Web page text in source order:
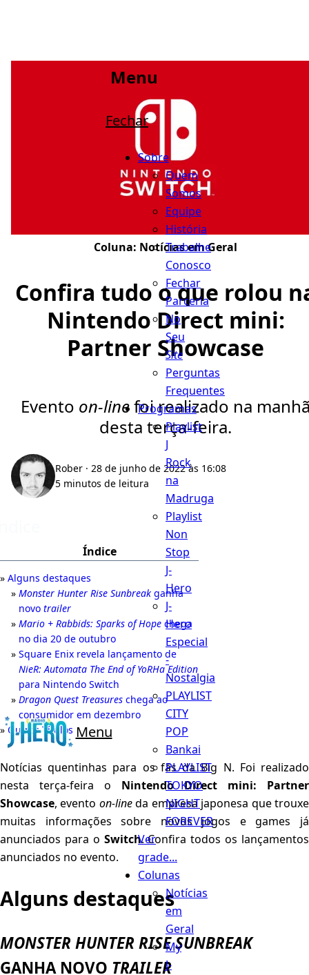
Menu
Menu
Fechar
Sobre
Quem
Somos
Equipe
História
Trabalhe
Conosco
Fechar
Parceria
No
Seu
Site
Perguntas
Frequentes
Programas
Playlist
J
Rock
na
Madruga
Playlist
Non
Stop
J-
Hero
J-
Hero
Especial
-
Nostalgia
PLAYLIST
CITY
POP
Bankai
PLAYLIST
TOKYO
NIGHT
FOREVER
Ver
grade...
Colunas
Notícias
em
Geral
My
J-
Coluna: Notícias em Geral
Confira tudo o que rolou
Nintendo Direct mini:
Partner Showcase
Evento on-linefoi realizado na
desta terça-feira.
Rober · 28 de junho de 2022 às 16:08
5 minutos de leitura
Índice
Alguns destaques
Monster Hunter Rise Sunbreak ganha
novo trailer
Mario + Rabbids: Sparks of Hope chega
no dia 20 de outubro
Square Enix revela lançamento de
NieR: Automata The End of YoRHa Edition
para Nintendo Switch
Dragon Quest Treasures chega ao
consumidor em dezembro
Outros Títulos
Notícias quentinhas para os fãs da Big N. Foi realizado
nesta terça-feira o Nintendo Direct mini: Partner
Showcase, evento on-lineda empresa japonesa que trouxe
muitas informações sobre novos jogos e games já
anunciados para o Switch. Confira todos os lançamentos
anunciados no evento.
Alguns destaques
MONSTER HUNTER RISE SUNBREAK
GANHA NOVO TRAILER